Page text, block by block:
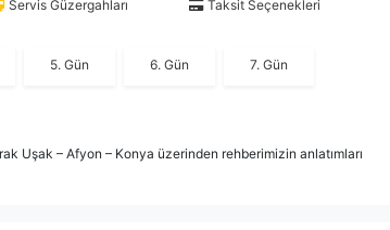
Servis Güzergahları Taksit Seçenekleri
5. Gün 6. Gün 7. Gün
Uşak – Afyon – Konya üzerinden rehberimizin anlatımları